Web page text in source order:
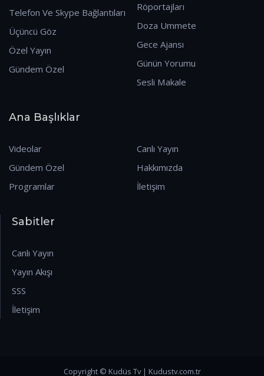
Telefon Ve Skype Bağlantıları
Üçüncü Göz
Özel Yayın
Gündem Özel
Röportajları
Doza Ummete
Gece Ajansı
Günün Yorumu
Sesli Makale
Ana Başlıklar
Videolar
Gündem Özel
Programlar
Canlı Yayın
Hakkımızda
İletişim
Sabitler
Canlı Yayın
Yayın Akışı
SSS
İletişim
Copyright © Kudüs Tv | Kudustv.com.tr